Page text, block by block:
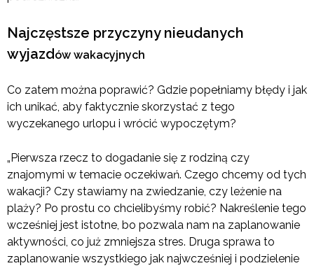
Najczęstsze przyczyny nieudanych
wyjazdów wakacyjnych
Co zatem można poprawić? Gdzie popełniamy błędy i jak
ich unikać, aby faktycznie skorzystać z tego
wyczekanego urlopu i wrócić wypoczętym?
„Pierwsza rzecz to dogadanie się z rodziną czy
znajomymi w temacie oczekiwań. Czego chcemy od tych
wakacji? Czy stawiamy na zwiedzanie, czy leżenie na
plaży? Po prostu co chcielibyśmy robić? Nakreślenie tego
wcześniej jest istotne, bo pozwala nam na zaplanowanie
aktywności, co już zmniejsza stres. Druga sprawa to
zaplanowanie wszystkiego jak najwcześniej i podzielenie